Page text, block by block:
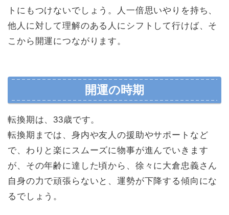
トにもつけないでしょう。人一倍思いやりを持ち、
他人に対して理解のある人にシフトして行けば、そ
こから開運につながります。
開運の時期
転換期は、33歳です。
転換期までは、身内や友人の援助やサポートなど
で、わりと楽にスムーズに物事が進んでいきます
が、その年齢に達した頃から、徐々に大倉忠義さん
自身の力で頑張らないと、運勢が下降する傾向にな
るでしょう。